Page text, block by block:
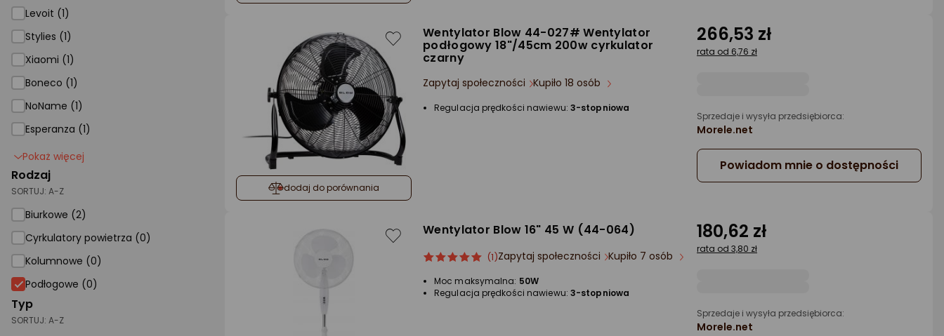
Levoit (1)
Stylies (1)
Xiaomi (1)
Boneco (1)
NoName (1)
Esperanza (1)
Pokaż więcej
Rodzaj
SORTUJ: A-Z
Biurkowe (2)
Cyrkulatory powietrza (0)
Kolumnowe (0)
Podłogowe (0)
Typ
SORTUJ: A-Z
dodaj do porównania
Wentylator Blow 44-027# Wentylator
podłogowy 18"/45cm 200w cyrkulator
czarny
Zapytaj społeczności Kupiło 18 osób
Regulacja prędkości nawiewu: 3-stopniowa
266,53 zł
rata od 6,76 zł
Sprzedaje i wysyła przedsiębiorca:
Morele.net
Powiadom mnie o dostępności
Wentylator Blow 16" 45 W (44-064)
ocena
5/5
gwiazdki
Ocena
(1)Zapytaj społeczności Kupiło 7 osób
Moc maksymalna: 50W
Regulacja prędkości nawiewu: 3-stopniowa
180,62 zł
rata od 3,80 zł
Sprzedaje i wysyła przedsiębiorca:
Morele.net